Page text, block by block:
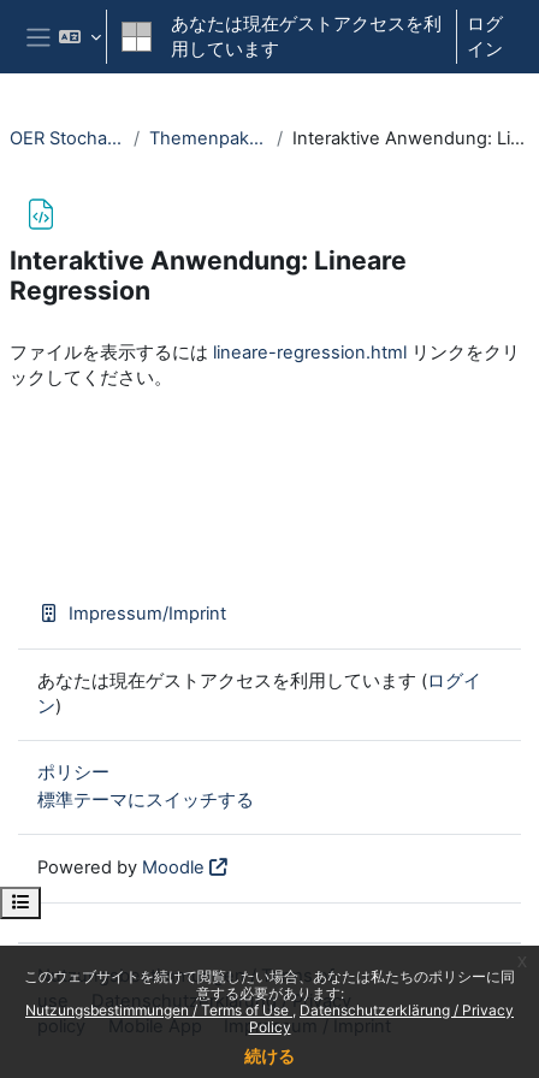
メインコンテンツへスキップする
このウェブサイトを続けて閲覧したい場合、あなたは私たちのポリシーに同
意する必要があります:
Nutzungsbestimmungen / Terms of Use
Datenschutzerklärung / Privacy
Policy
続ける
サイドパネル
あなたは現在ゲストアクセスを利
用しています
ログ
イン
Open course index
OER Stochastik NRW Themenpaket Statistik Interaktive Anwendung: Lineare Regression
Interaktive Anwendung: Lineare
Regression
ファイルを表示するには lineare-regression.html リンクをクリ
ックしてください。
Impressum/Imprint
あなたは現在ゲストアクセスを利用しています (ログイ
ン)
ポリシー
標準テーマにスイッチする
Powered by Moodle
Nutzungsbestimmungen / Terms of
use
Datenschutzerklärung / Privacy
policy
Mobile App Impressum / Imprint